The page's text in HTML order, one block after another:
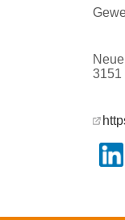
3151